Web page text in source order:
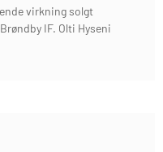
virkning solgt
IF. Olti Hyseni